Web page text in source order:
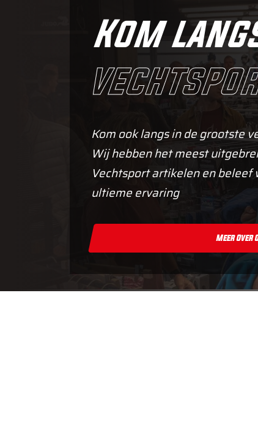
Kom
Kom ook langs in de grootste
Wij hebben het meest
Vechtsport artikelen en beleef
ultieme ervaring
Meer Over